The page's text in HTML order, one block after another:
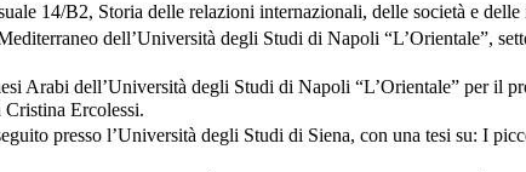
14/B2, Storia delle relazioni internazionali, delle società e
dell’Università degli Studi di Napoli “L’Orientale”,
Arabi dell’Università degli Studi di Napoli “L’Orientale” per il
Ercolessi.
presso l’Università degli Studi di Siena, con una tesi su: I